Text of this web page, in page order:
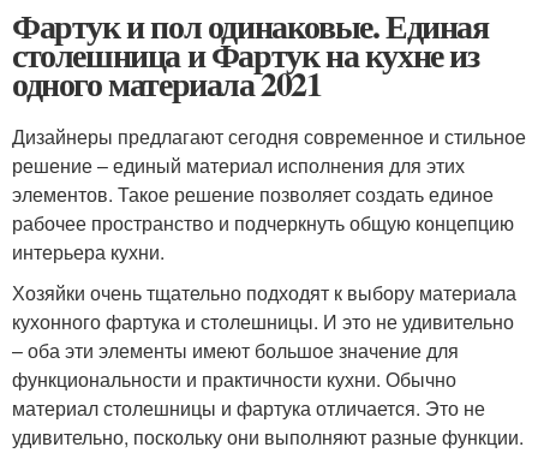
Фартук и пол одинаковые. Единая
столешница и Фартук на кухне из
одного материала 2021
Дизайнеры предлагают сегодня современное и стильное
решение – единый материал исполнения для этих
элементов. Такое решение позволяет создать единое
рабочее пространство и подчеркнуть общую концепцию
интерьера кухни.
Хозяйки очень тщательно подходят к выбору материала
кухонного фартука и столешницы. И это не удивительно
– оба эти элементы имеют большое значение для
функциональности и практичности кухни. Обычно
материал столешницы и фартука отличается. Это не
удивительно, поскольку они выполняют разные функции.